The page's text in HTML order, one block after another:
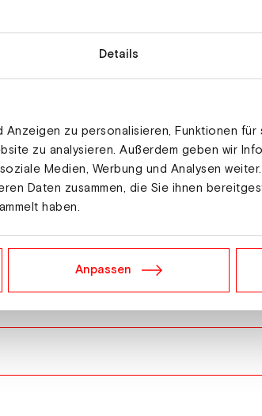
Details
Anzeigen zu personalisieren, Funktionen
zu analysieren. Außerdem geben wir
Medien, Werbung und Analysen
Daten zusammen, die Sie ihnen
haben.
Anpassen